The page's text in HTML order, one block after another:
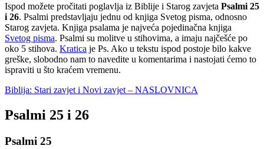
Ispod možete pročitati poglavlja iz Biblije i Starog zavjeta Psalmi 25
i 26. Psalmi predstavljaju jednu od knjiga Svetog pisma, odnosno
Starog zavjeta. Knjiga psalama je najveća pojedinačna knjiga
Svetog pisma. Psalmi su molitve u stihovima, a imaju najčešće po
oko 5 stihova. Kratica je Ps. Ako u tekstu ispod postoje bilo kakve
greške, slobodno nam to navedite u komentarima i nastojati ćemo to
ispraviti u što kraćem vremenu.
Biblija: Stari zavjet i Novi zavjet – NASLOVNICA
Psalmi 25 i 26
Psalmi 25